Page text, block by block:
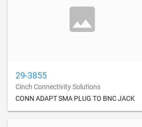
29-3855
Cinch Connectivity Solutions
CONN ADAPT SMA PLUG TO BNC JACK